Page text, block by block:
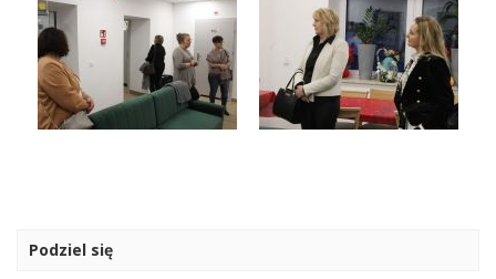
Podziel się